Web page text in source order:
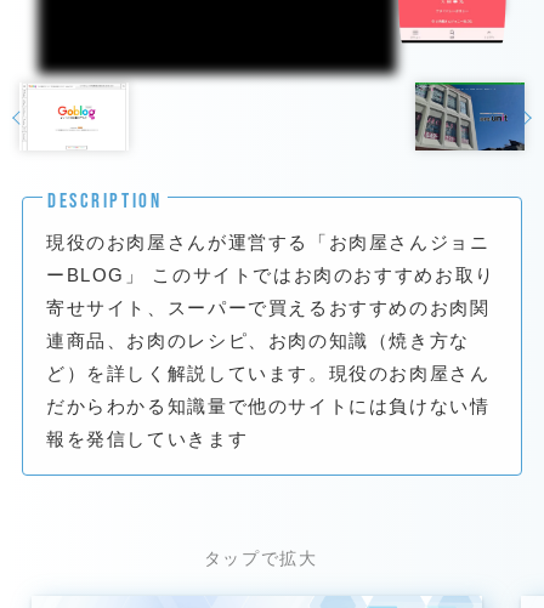
DESCRIPTION
現役のお肉屋さんが運営する「お肉屋さんジョニ
ーBLOG」 このサイトではお肉のおすすめお取り
寄せサイト、スーパーで買えるおすすめのお肉関
連商品、お肉のレシピ、お肉の知識（焼き方な
ど）を詳しく解説しています。現役のお肉屋さん
だからわかる知識量で他のサイトには負けない情
報を発信していきます